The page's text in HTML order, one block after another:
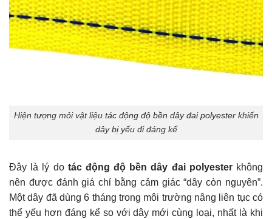
Hiện tượng mỏi vật liệu tác động độ bền dây đai polyester khiến
dây bị yếu đi đáng kể
Đây là lý do tác động độ bền dây đai polyesterkhông
nên được đánh giá chỉ bằng cảm giác “dây còn nguyên”.
Một dây đã dùng 6 tháng trong môi trường nâng liên tục có
thể yếu hơn đáng kể so với dây mới cùng loại, nhất là khi